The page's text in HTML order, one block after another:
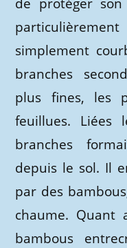
simplement
branches
plus fines, les
feuillues. Liées
branches
depuis le sol. Il
par des
chaume. Quant
bambous